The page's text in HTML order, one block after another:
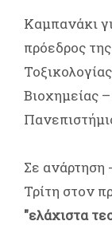
Καμπανάκι
πρόεδρος
Βιοχημείας
Σε ανάρτηση
Τρίτη στον
"ελάχιστα